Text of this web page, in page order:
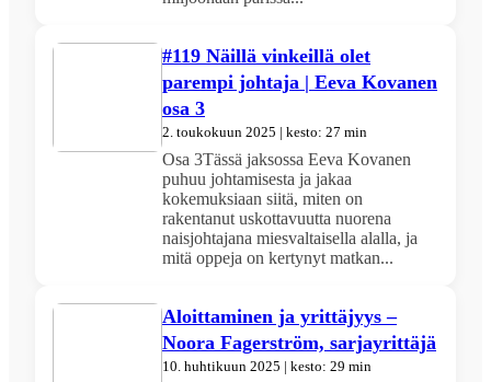
#119 Näillä vinkeillä olet
parempi johtaja | Eeva Kovanen
osa 3
2. toukokuun 2025 | kesto: 27 min
Osa 3Tässä jaksossa Eeva Kovanen
puhuu johtamisesta ja jakaa
kokemuksiaan siitä, miten on
rakentanut uskottavuutta nuorena
naisjohtajana miesvaltaisella alalla, ja
mitä oppeja on kertynyt matkan...
Aloittaminen ja yrittäjyys –
Noora Fagerström, sarjayrittäjä
10. huhtikuun 2025 | kesto: 29 min